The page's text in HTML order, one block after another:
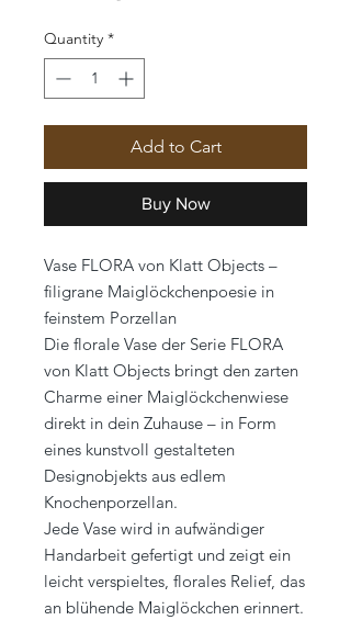
Quantity *
Add to Cart
Buy Now
Vase FLORA von Klatt Objects –
filigrane Maiglöckchenpoesie in
feinstem Porzellan
Die florale Vase der Serie FLORA
von Klatt Objects bringt den zarten
Charme einer Maiglöckchenwiese
direkt in dein Zuhause – in Form
eines kunstvoll gestalteten
Designobjekts aus edlem
Knochenporzellan.
Jede Vase wird in aufwändiger
Handarbeit gefertigt und zeigt ein
leicht verspieltes, florales Relief, das
an blühende Maiglöckchen erinnert.